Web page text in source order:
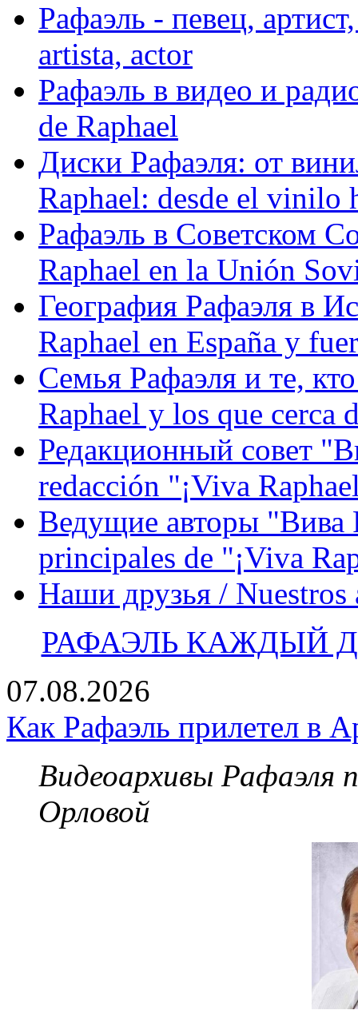
Рафаэль - певец,
artista, actor
Рафаэль в видео и
de Raphael
Диски Рафаэля: от
Raphael: desde el vinilo
Рафаэль в Советском
Raphael en la Unión
География Рафаэля в
Raphael en España y
Семья Рафаэля и те,
Raphael y los que cerca
Редакционный совет
redacción "¡Viva
Ведущие авторы "Вива
principales de "¡Viva
Наши друзья / Nuestros
РАФАЭЛЬ КАЖДЫЙ
07.08.2026
Как Рафаэль прилетел в
Видеоархивы Рафаэля
Орловой